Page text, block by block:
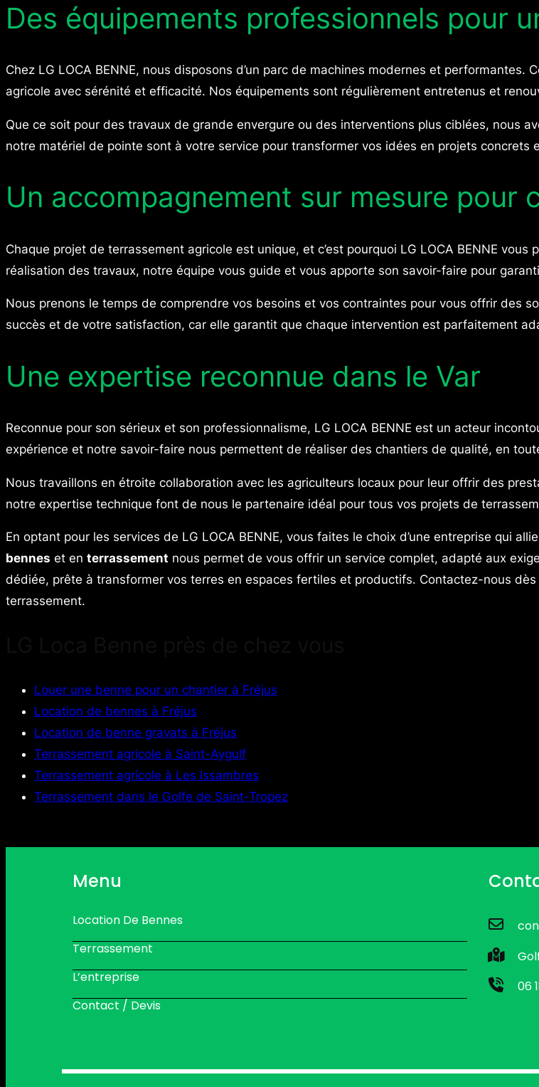
Des équipements professionnels pour
Chez LG LOCA BENNE, nous disposons d’un parc de machines modernes et
agricole avec sérénité et efficacité. Nos équipements sont régulièrement entretenus et
Que ce soit pour des travaux de grande envergure ou des interventions plus ciblées, nous
notre matériel de pointe sont à votre service pour transformer vos idées en projets concrets
Un accompagnement sur mesure pour
Chaque projet de terrassement agricole est unique, et c’est pourquoi LG LOCA BENNE
réalisation des travaux, notre équipe vous guide et vous apporte son savoir-faire pour
Nous prenons le temps de comprendre vos besoins et vos contraintes pour vous offrir des
succès et de votre satisfaction, car elle garantit que chaque intervention est parfaitement
Une expertise reconnue dans le Var
Reconnue pour son sérieux et son professionnalisme, LG LOCA BENNE est un acteur
expérience et notre savoir-faire nous permettent de réaliser des chantiers de qualité, en
Nous travaillons en étroite collaboration avec les agriculteurs locaux pour leur offrir des
notre expertise technique font de nous le partenaire idéal pour tous vos projets de
En optant pour les services de LG LOCA BENNE, vous faites le choix d’une entreprise qui
bennes et en terrassement nous permet de vous offrir un service complet, adapté aux
dédiée, prête à transformer vos terres en espaces fertiles et productifs. Contactez-nous
terrassement.
Louer une benne pour un chantier à Fréjus
Location de bennes à Fréjus
Location de benne gravats à Fréjus
Terrassement agricole à Saint-Aygulf
Terrassement agricole à Les Issambres
Terrassement dans le Golfe de Saint-Tropez
Menu
Location De Bennes
Terrassement
L’entreprise
Contact / Devis
06